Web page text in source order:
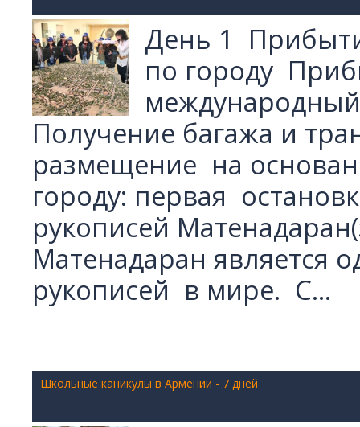
День 1
по городу
Получение багажа и
размещение на
городу: первая
рукописей
Матенадаран является
рукописей в мире. С...
Школьные каникулы в Армении - 7 дней